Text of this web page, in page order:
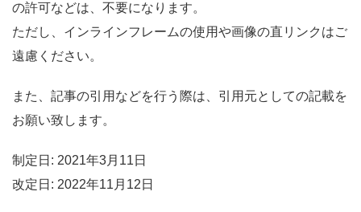
の許可などは、不要になります。
ただし、インラインフレームの使用や画像の直リンクはご
遠慮ください。
また、記事の引用などを行う際は、引用元としての記載を
お願い致します。
制定日: 2021年3月11日
改定日: 2022年11月12日